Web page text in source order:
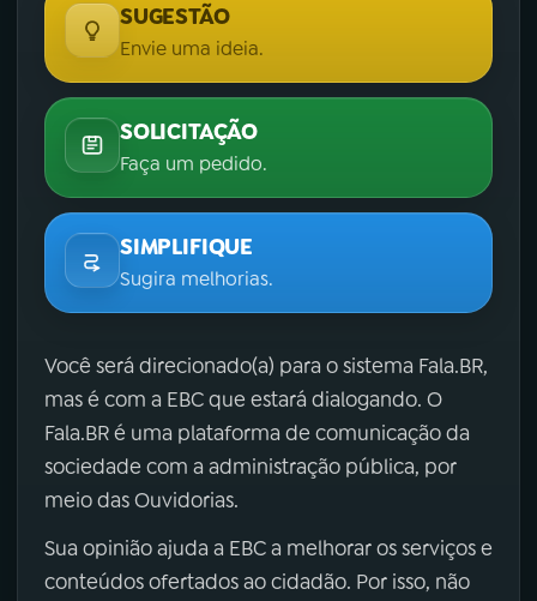
SUGESTÃO
Envie uma ideia.
SOLICITAÇÃO
Faça um pedido.
SIMPLIFIQUE
Sugira melhorias.
Você será direcionado(a) para o sistema Fala.BR,
mas é com a EBC que estará dialogando. O
Fala.BR é uma plataforma de comunicação da
sociedade com a administração pública, por
meio das Ouvidorias.
Sua opinião ajuda a EBC a melhorar os serviços e
conteúdos ofertados ao cidadão. Por isso, não